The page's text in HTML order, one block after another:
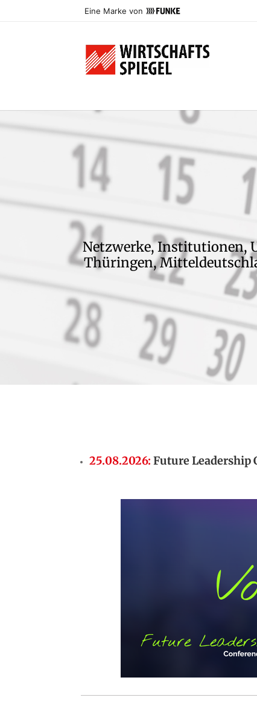
Eine Marke von
Netzwerke, Institutionen,
Thüringen,
25.08.2026:Future Leadership